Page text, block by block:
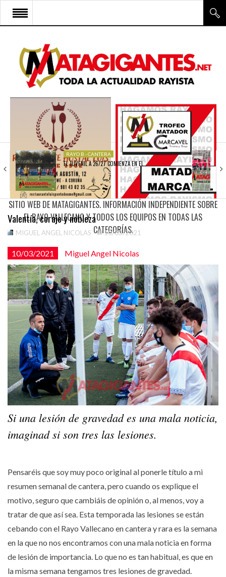
SITIO WEB DE MATAGIGANTES. INFORMACIÓN INDEPENDIENTE SOBRE
EL RAYO VALLECANO Y TODOS LOS EQUIPOS EN TODAS LAS
CATEGORÍAS.
INICIO
RAYO VALLECANO
CANTERA Y ESCUELA FRV
RAYO FÉMINAS
MULTIMEDIA
FIRMAS
CONTACTO
RAYO B - CANTERA
EL JUVENIL A 26/27 COMIENZA EN EL…
Valentía, coraje y nobleza
MIGUEL ANGEL NICOLAS 10/03/2021
10/03/2021 Miguel Angel Nicolas
Si una lesión de gravedad es una mala noticia,
imaginad si son tres las lesiones.
Pensaréis que soy muy poco original al ponerle título a mi
resumen semanal de cantera, pero cuando os explique el
motivo, seguro que cambiáis de opinión o, al menos, voy a
tratar de que así sea. Esta temporada las lesiones se están
cebando con el Rayo Vallecano en cantera y rara es la semana
en la que no nos encontramos con una mala noticia en forma
de lesión de importancia. Lo que no es tan habitual, es que en
la misma semana tengamos tres lesiones de gravedad.